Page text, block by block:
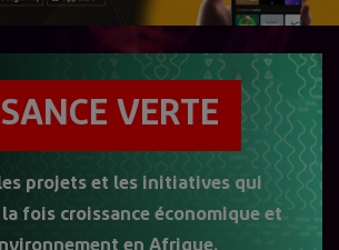
VERTE
projets et les initiatives qui
fois croissance économique et